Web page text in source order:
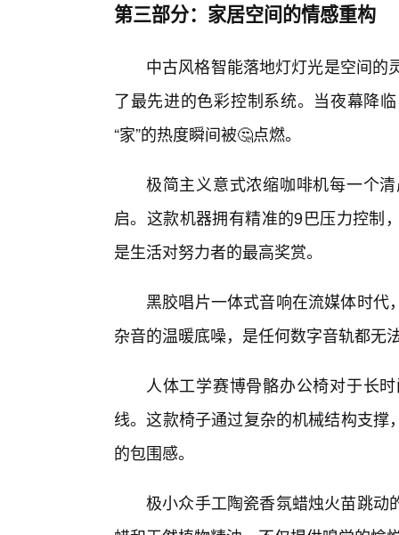
第三部分：家居空间的情感重构
中古风格智能落地灯灯光是空间的
了最先进的色彩控制系统。当夜幕降
“家”的热度瞬间被🤔点燃。
极简主义意式浓缩咖啡机每一个
启。这款机器拥有精准的9巴压力控制
是生活对努力者的最高奖赏。
黑胶唱片一体式音响在流媒体时
杂音的温暖底噪，是任何数字音轨都无
人体工学赛博骨骼办公椅对于长
线。这款椅子通过复杂的机械结构支
的包围感。
极小众手工陶瓷香氛蜡烛火苗跳动